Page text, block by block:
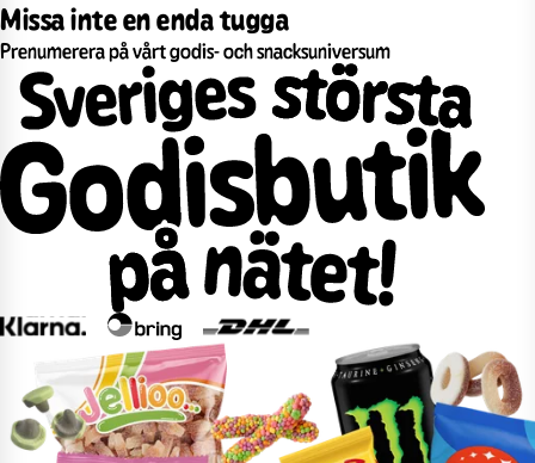
Missa inte en enda tugga
Prenumerera på vårt godis- och snacksuniversum